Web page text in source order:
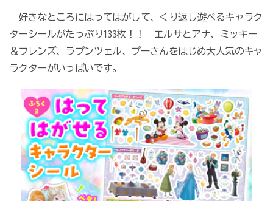
好きなところにはってはがして、くり返し遊べるキャラク
ターシールがたっぷり133枚！！ エルサとアナ、ミッキー
＆フレンズ、ラプンツェル、プーさんをはじめ大人気のキャ
ラクターがいっぱいです。